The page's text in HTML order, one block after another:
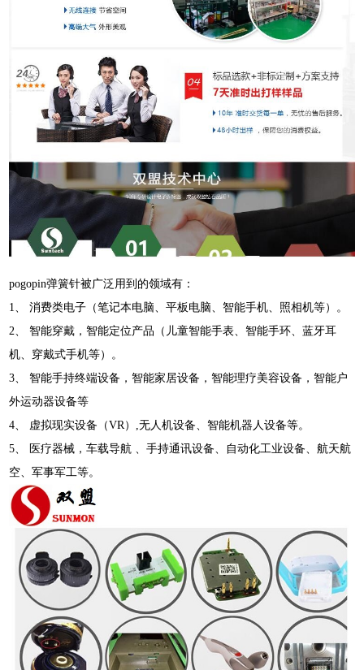
pogopin弹簧针被广泛用到的领域有：
1、 消费类电子（笔记本电脑、平板电脑、智能手机、照相机等）。
2、 智能穿戴，智能定位产品（儿童智能手表、智能手环、蓝牙耳
机、穿戴式手机等）。
3、 智能手持终端设备，智能家居设备，智能理疗美容设备，智能户
外运动器设备等
4、 虚拟现实设备（VR）,无人机设备、智能机器人设备等。
5、 医疗器械，车载导航 、手持通讯设备、自动化工业设备、航天航
空、军事军工等。